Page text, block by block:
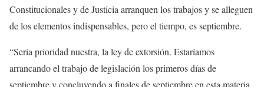
Constitucionales y de Justicia arranquen los trabajos y se alleguen
de los elementos indispensables, pero el tiempo, es septiembre.
“Sería prioridad nuestra, la ley de extorsión. Estaríamos
arrancando el trabajo de legislación los primeros días de
septiembre y concluyendo a finales de septiembre en esta materia.